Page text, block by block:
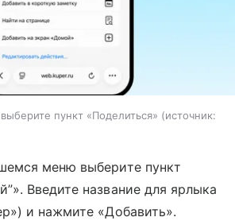
пункт «Поделиться»
источник:
меню выберите пункт
Введите название для ярлыка
и нажмите «Добавить».